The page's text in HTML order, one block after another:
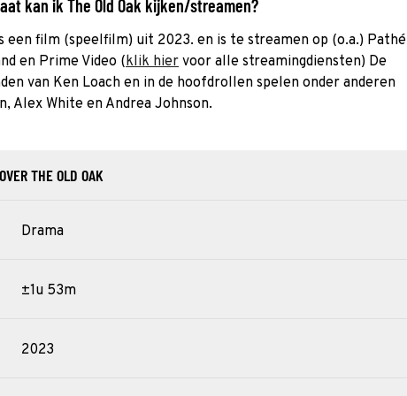
kan ik The Old Oak kijken/streamen?
een film (speelfilm) uit 2023. en is te streamen op (o.a.) Pathé
en Prime Video (klik hier voor alle streamingdiensten) De
van Ken Loach en in de hoofdrollen spelen onder anderen
Alex White en Andrea Johnson.
THE OLD OAK
Drama
±1u 53m
2023